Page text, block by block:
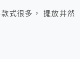
式很多，
擺放井然